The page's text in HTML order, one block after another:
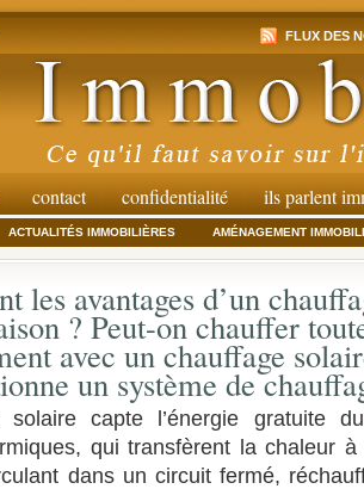
FLUX DES
contact confidentialité ils parlent
ACTUALITÉS IMMOBILIÈRES AMÉNAGEMENT
les avantages d’un
? Peut-on chauffer
avec un chauffage
un système de
solaire capte l’énergie gratuite
qui transfèrent la chaleur
dans un circuit fermé,